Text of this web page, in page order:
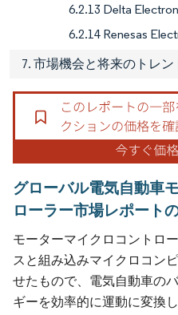
6.2.13 Delta
6.2.14 Renesas
7. 市場機会と将来のトレン
グローバル電気自動車
ローラー市場レポート
モーターマイクロコントロ
スと組み込みマイクロコン
せたもので、電気自動車の
ギーを効率的に運動に変換